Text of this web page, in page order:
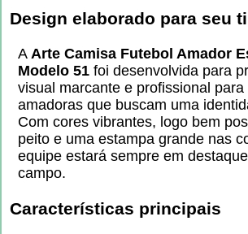
Design elaborado para seu
A Arte Camisa Futebol Amador
Modelo 51 foi desenvolvida para
visual marcante e profissional para
amadoras que buscam uma
Com cores vibrantes, logo bem
peito e uma estampa grande nas
equipe estará sempre em
campo.
Características principais